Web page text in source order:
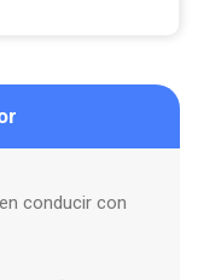
conducir con